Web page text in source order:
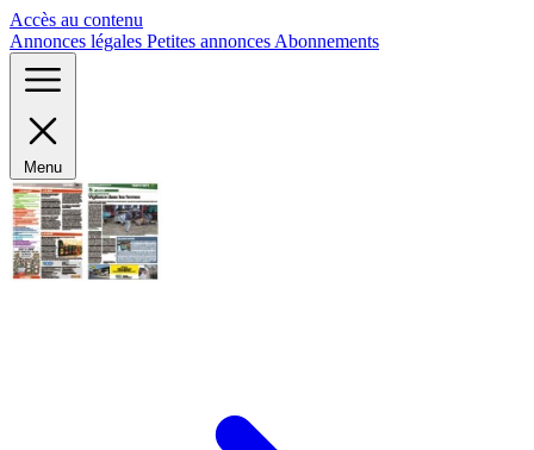
Accès au contenu
Annonces légales Petites annonces Abonnements
Menu
Panneau de gestion des cookies